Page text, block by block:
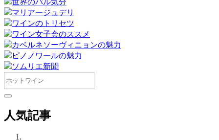
マリアージュデリ
ワインのトリセツ
ワイン女子会のススメ
カベルネソーヴィニョンの魅力
ピノノワールの魅力
ソムリエ新聞
人気記事